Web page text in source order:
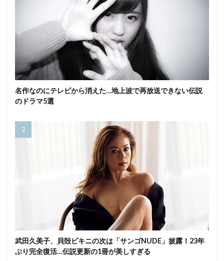
名作なのにテレビから消えた…地上波で再放送できない伝説
のドラマ5選
武田久美子、貝殻ビキニの次は「サンゴNUDE」披露！23年
ぶり完全復活…伝説更新の1冊が美しすぎる